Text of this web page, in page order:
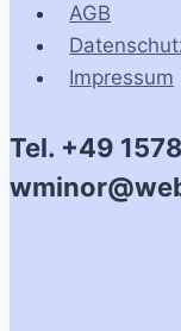
AGB
Impressum
Tel. +49